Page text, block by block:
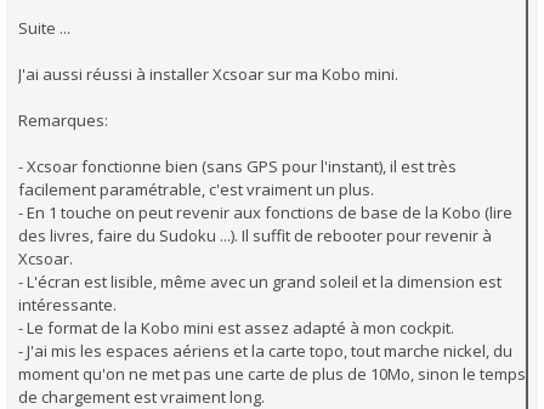
Suite ...
J'ai aussi réussi à installer Xcsoar sur ma Kobo mini.
Remarques:
- Xcsoar fonctionne bien (sans GPS pour l'instant), il est très
facilement paramétrable, c'est vraiment un plus.
- En 1 touche on peut revenir aux fonctions de base de la Kobo (lire
des livres, faire du Sudoku ...). Il suffit de rebooter pour revenir à
Xcsoar.
- L'écran est lisible, même avec un grand soleil et la dimension est
intéressante.
- Le format de la Kobo mini est assez adapté à mon cockpit.
- J'ai mis les espaces aériens et la carte topo, tout marche nickel, du
moment qu'on ne met pas une carte de plus de 10Mo, sinon le temps
de chargement est vraiment long.